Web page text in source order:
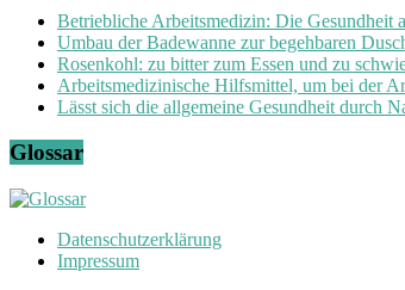
Betriebliche Arbeitsmedizin: Die Gesundheit
Umbau der Badewanne zur begehbaren
Rosenkohl: zu bitter zum Essen und zu
Arbeitsmedizinische Hilfsmittel, um bei der
Lässt sich die allgemeine Gesundheit durch
Glossar
Datenschutzerklärung
Impressum